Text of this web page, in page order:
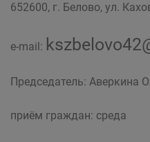
652600, г. Белово, ул.
e-mail:
Председатель: Аверкина
приём граждан: среда